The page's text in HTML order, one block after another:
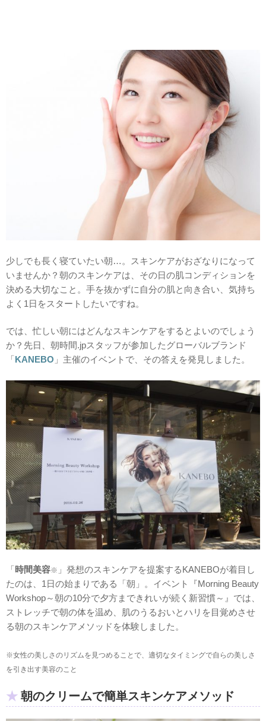
少しでも長く寝ていたい朝…。スキンケアがおざなりになって
いませんか？朝のスキンケアは、その日の肌コンディションを
決める大切なこと。手を抜かずに自分の肌と向き合い、気持ち
よく1日をスタートしたいですね。
では、忙しい朝にはどんなスキンケアをするとよいのでしょう
か？先日、朝時間.jpスタッフが参加したグローバルブランド
「KANEBO 」主催のイベントで、その答えを発見しました。
「時間美容※ 」発想のスキンケアを提案するKANEBOが着目し
たのは、1日の始まりである「朝」。イベント『Morning Beauty
Workshop～朝の10分で夕方まできれいが続く新習慣～』では、
ストレッチで朝の体を温め、肌のうるおいとハリを目覚めさせ
る朝のスキンケアメソッドを体験しました。
※女性の美しさのリズムを見つめることで、適切なタイミングで自らの美しさ
を引き出す美容のこと
朝のクリームで簡単スキンケアメソッド